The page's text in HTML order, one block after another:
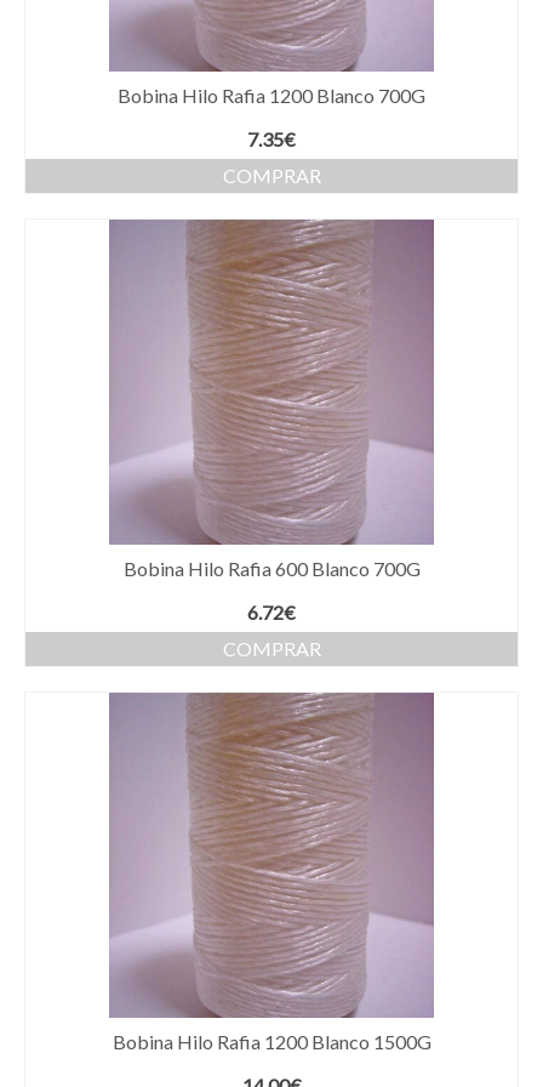
página
de
producto
Bobina Hilo Rafia 1200 Blanco 700G
7.35€
COMPRAR
Bobina Hilo Rafia 600 Blanco 700G
6.72€
COMPRAR
Bobina Hilo Rafia 1200 Blanco 1500G